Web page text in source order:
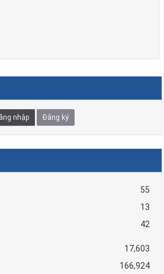
nhập Đăng ký
55
13
42
17,603
166,924